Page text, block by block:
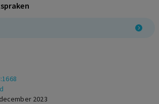
heeft gehandeld dient
te hebben op gehele
reden is aangemerkt.
2023